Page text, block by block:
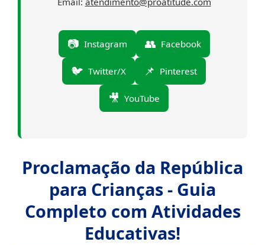
📷 Instagram 👥 Facebook
🐦 Twitter/X 📌 Pinterest
🎥 YouTube
Proclamação da República
para Crianças - Guia
Completo com Atividades
Educativas!